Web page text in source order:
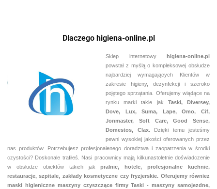
Dlaczego higiena-online.pl
Sklep internetowy higiena-online.pl
powstał z myślą o kompleksowej obsłudze
najbardziej wymagających Klientów w
zakresie higieny, dezynfekcji i szeroko
pojętego sprzątania. Oferujemy wiądące na
rynku marki takie jak Taski, Diversey,
Dove, Lux, Suma, Lape, Omo, Cif,
Jonmaster, Soft Care, Good Sense,
Domestos, Clax. Dzięki temu jesteśmy
pewni wysokiej jakości oferowanych przez
nas produktów. Potrzebujesz profesjonalenego doradztwa i zaopatrzenia w środki
czystości? Doskonale trafiłeś. Nasi pracownicy mają kilkunastoletnie doświadczenie
w obsłudze obiektów takich jakpralnie,
hotele, profesjonalne kuchnie,
restauracje, szpitale, zakłady kosmetyczne czy fryzjerskie. Oferujemy równiez
maski higieniczne maszyny czyszczące firmy Taski - maszyny samojezdne,